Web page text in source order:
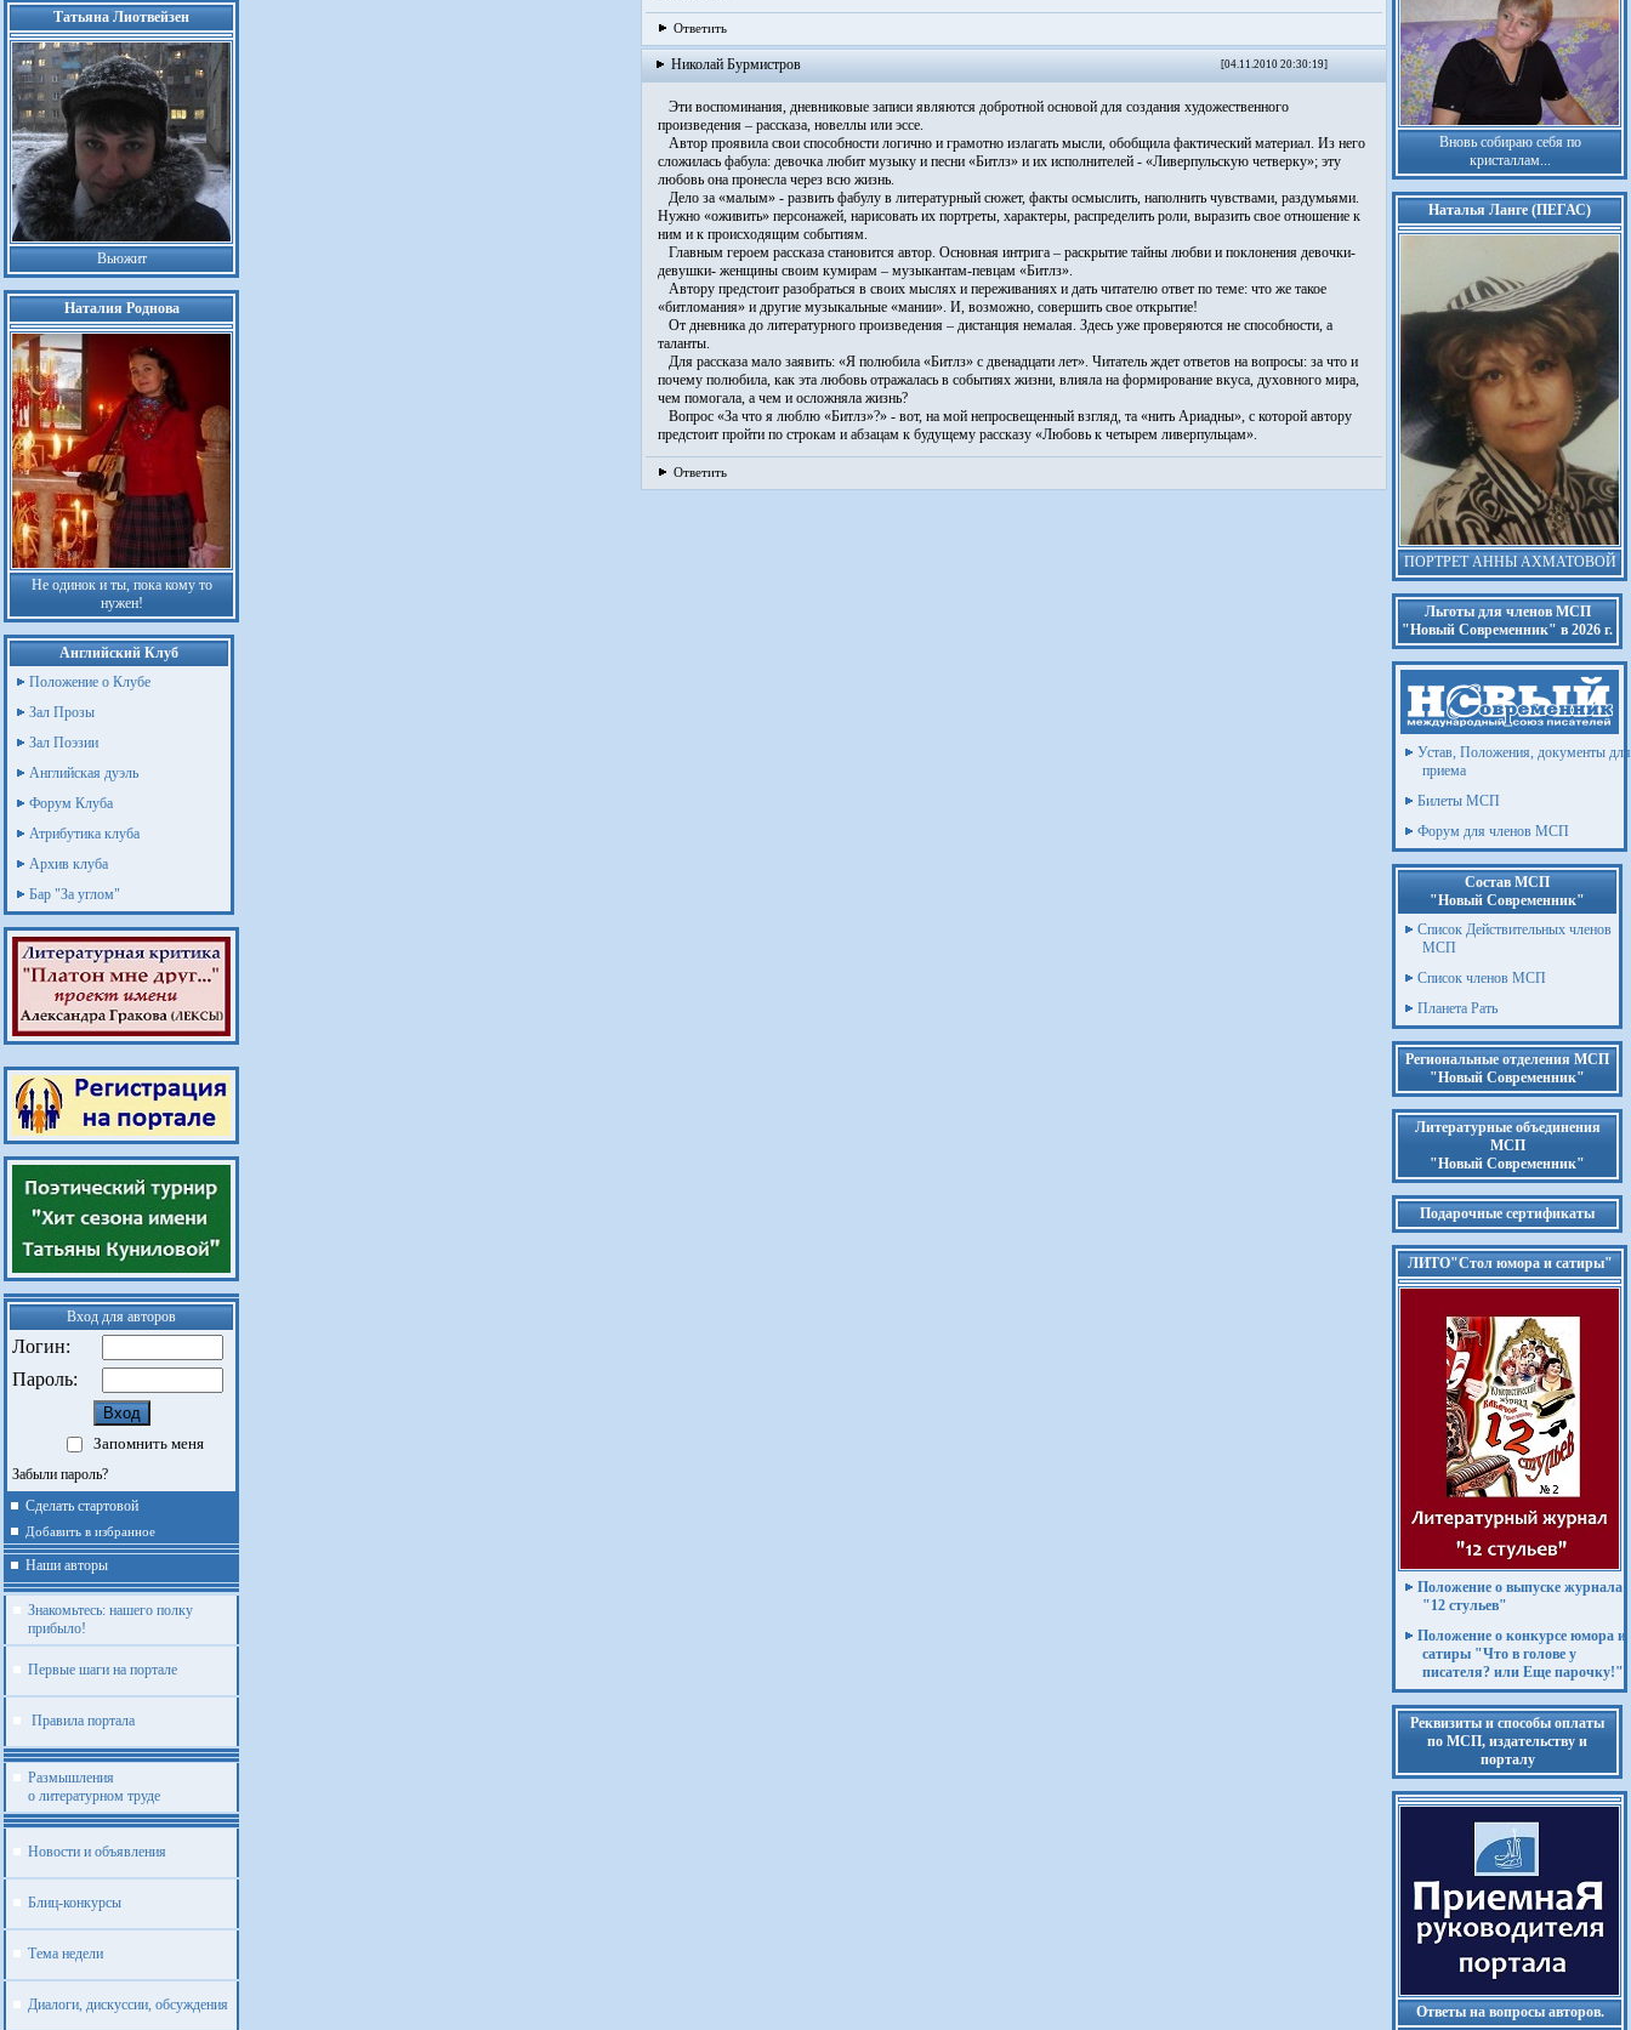
Татьяна Лиотвейзен
Вьюжит
Наталия Роднова
Не одинок и ты, пока кому то
нужен!
Английский Клуб
Положение о Клубе
Зал Прозы
Зал Поэзии
Английская дуэль
Форум Клуба
Атрибутика клуба
Архив клуба
Бар "За углом"
Вход для авторов
Логин:
Пароль:
Запомнить меня
Забыли пароль?
Сделать стартовой
Добавить в избранное
Наши авторы
Знакомьтесь: нашего полку
прибыло!
Первые шаги на портале
Правила портала
Размышления
о литературном труде
Новости и объявления
Блиц-конкурсы
Тема недели
Диалоги, дискуссии, обсуждения
Ответить
Николай Бурмистров [04.11.2010 20:30:19]
Эти воспоминания, дневниковые записи являются добротной основой для создания художественного
произведения – рассказа, новеллы или эссе.
Автор проявила свои способности логично и грамотно излагать мысли, обобщила фактический материал. Из него
сложилась фабула: девочка любит музыку и песни «Битлз» и их исполнителей - «Ливерпульскую четверку»; эту
любовь она пронесла через всю жизнь.
Дело за «малым» - развить фабулу в литературный сюжет, факты осмыслить, наполнить чувствами, раздумьями.
Нужно «оживить» персонажей, нарисовать их портреты, характеры, распределить роли, выразить свое отношение к
ним и к происходящим событиям.
Главным героем рассказа становится автор. Основная интрига – раскрытие тайны любви и поклонения девочки-
девушки- женщины своим кумирам – музыкантам-певцам «Битлз».
Автору предстоит разобраться в своих мыслях и переживаниях и дать читателю ответ по теме: что же такое
«битломания» и другие музыкальные «мании». И, возможно, совершить свое открытие!
От дневника до литературного произведения – дистанция немалая. Здесь уже проверяются не способности, а
таланты.
Для рассказа мало заявить: «Я полюбила «Битлз» с двенадцати лет». Читатель ждет ответов на вопросы: за что и
почему полюбила, как эта любовь отражалась в событиях жизни, влияла на формирование вкуса, духовного мира,
чем помогала, а чем и осложняла жизнь?
Вопрос «За что я люблю «Битлз»?» - вот, на мой непросвещенный взгляд, та «нить Ариадны», с которой автору
предстоит пройти по строкам и абзацам к будущему рассказу «Любовь к четырем ливерпульцам».
Ответить
Вновь собираю себя по
кристаллам...
Наталья Ланге (ПЕГАС)
ПОРТРЕТ АННЫ АХМАТОВОЙ
Льготы для членов МСП
"Новый Современник" в 2026 г.
Устав, Положения, документы для
приема
Билеты МСП
Форум для членов МСП
Состав МСП
"Новый Современник"
Список Действительных членов
МСП
Список членов МСП
Планета Рать
Региональные отделения МСП
"Новый Современник"
Литературные объединения
МСП
"Новый Современник"
Подарочные сертификаты
ЛИТО"Стол юмора и сатиры"
Положение о выпуске журнала
"12 стульев"
Положение о конкурсе юмора и
сатиры "Что в голове у
писателя? или Еще парочку!"
Реквизиты и способы оплаты
по МСП, издательству и
порталу
Ответы на вопросы авторов.